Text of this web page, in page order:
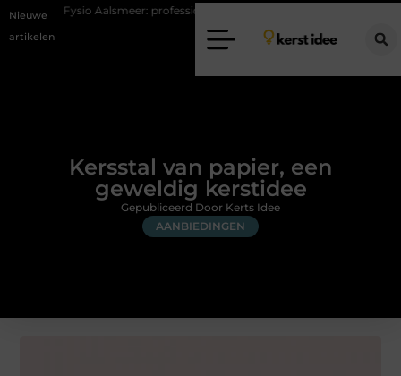
Nieuwe
artikelen
professionele hulp bij pijn en bewegingsklachten
Kersstal van papier, een
geweldig kerstidee
AANBIEDINGEN
Gepubliceerd Door Kerts Idee